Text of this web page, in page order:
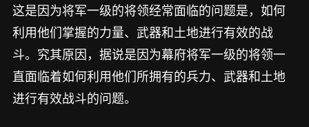
这是因为将军一级的将领经常面临的问题是，如何
利用他们掌握的力量、武器和土地进行有效的战
斗。究其原因，据说是因为幕府将军一级的将领一
直面临着如何利用他们所拥有的兵力、武器和土地
进行有效战斗的问题。